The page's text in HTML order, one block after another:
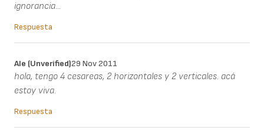
ignorancia...
Respuesta
Ale (unverified)29 Nov 2011
hola, tengo 4 cesareas, 2 horizontales y 2 verticales. acá
estoy viva.
Respuesta